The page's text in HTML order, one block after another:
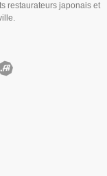
restaurateurs japonais et